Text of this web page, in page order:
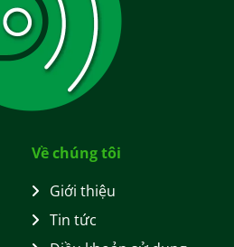
Về chúng tôi
Giới thiệu
Tin tức